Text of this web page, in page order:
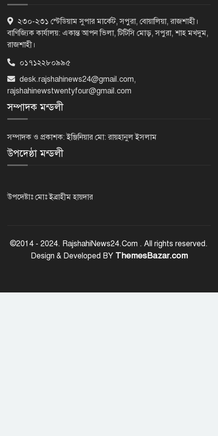
কারিগরি বোর্ডের পাশের হারে নজিরবিহীন
ধস, কমেছে জিপিএ-৫ ও
এগিয়ে মেয়েরা
২৩০-২৩১ স্টেডিয়াম সুপার মার্কেট, সপুরা, বোয়ালিয়া, রাজশাহী।
বাণিজ্যিক কার্যালয়: একান্ত আপন ভিলা, টিটিসি মোড়, সপুরা, শাহ মখদুম,
রাজশাহী।
০১৭১২২৮০৯৯৫
desk.rajshahinews24@gmail.com,
rajshahinewstwentyfour@gmail.com
সম্পাদক মন্ডলী
সম্পাদক ও প্রকাশক: ইঞ্জিনিয়ার মো: রায়হানুল ইসলাম
উপদেষ্ঠা মন্ডলী
উপদেষ্টাঃ মোঃ ইব্রাহীম হায়দার
©2014 - 2024. RajshahiNews24.Com . All rights reserved.
Design & Developed BY ThemesBazar.com